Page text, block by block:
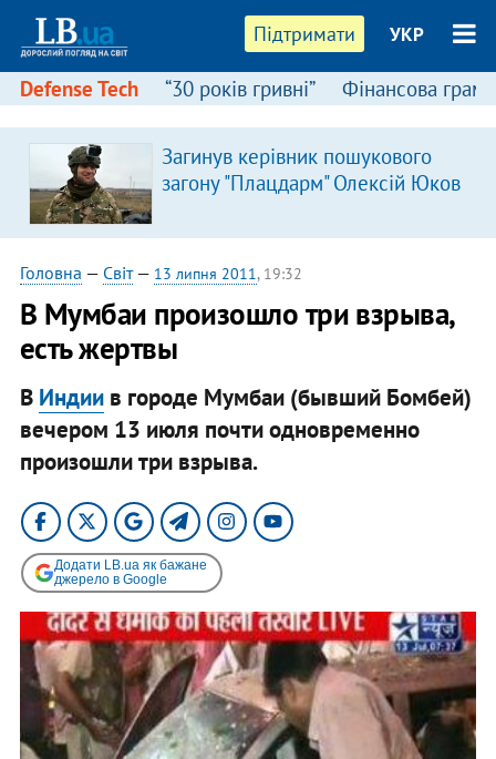
Підтримати УКР
Defense Tech “30 років гривні” Фінансова
Загинув керівник пошукового
загону "Плацдарм" Олексій Юков
Головна — Світ— 13 липня 2011, 19:32
В Мумбаи произошло три взрыва,
есть жертвы
В Индиив городе Мумбаи (бывший Бомбей)
вечером 13 июля почти одновременно
произошли три взрыва.
Додати LB.ua як бажане
джерело в Google